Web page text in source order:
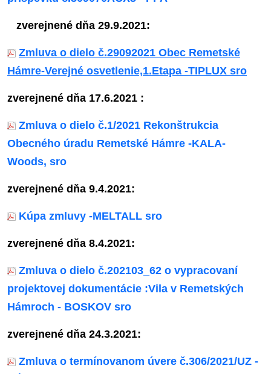
zverejnené dňa 29.9.2021:
Zmluva o dielo č.29092021 Obec Remetské
Hámre-Verejné osvetlenie,1.Etapa -TIPLUX sro
zverejnené dňa 17.6.2021 :
Zmluva o dielo č.1/2021 Rekonštrukcia
Obecného úradu Remetské Hámre -KALA-
Woods, sro
zverejnené dňa 9.4.2021:
Kúpa zmluvy -MELTALL sro
zverejnené dňa 8.4.2021:
Zmluva o dielo č.202103_62 o vypracovaní
projektovej dokumentácie :Vila v Remetských
Hámroch - BOSKOV sro
zverejnené dňa 24.3.2021:
Zmluva o termínovanom úvere č.306/2021/UZ -